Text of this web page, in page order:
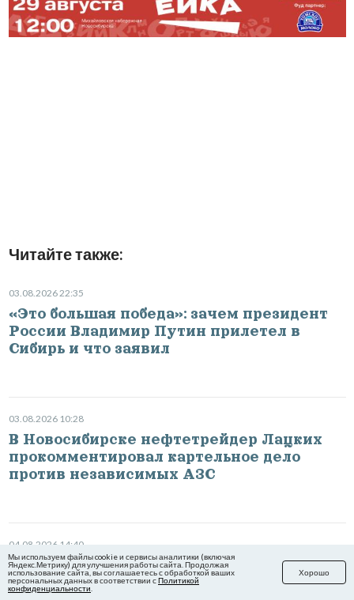
Читайте также:
03.08.2026 22:35
«Это большая победа»: зачем президент
России Владимир Путин прилетел в
Сибирь и что заявил
03.08.2026 10:28
В Новосибирске нефтетрейдер Лацких
прокомментировал картельное дело
против независимых АЗС
04.08.2026 14:40
Новосибирский ХК «Сибирь» вышел на
лёд: фоторепортаж открытой тренировки
Мы используем файлы cookie и сервисы аналитики (включая
Яндекс.Метрику) для улучшения работы сайта. Продолжая
использование сайта, вы соглашаетесь с обработкой ваших
персональных данных в соответствии сПолитикой
конфиденциальности
Хорошо